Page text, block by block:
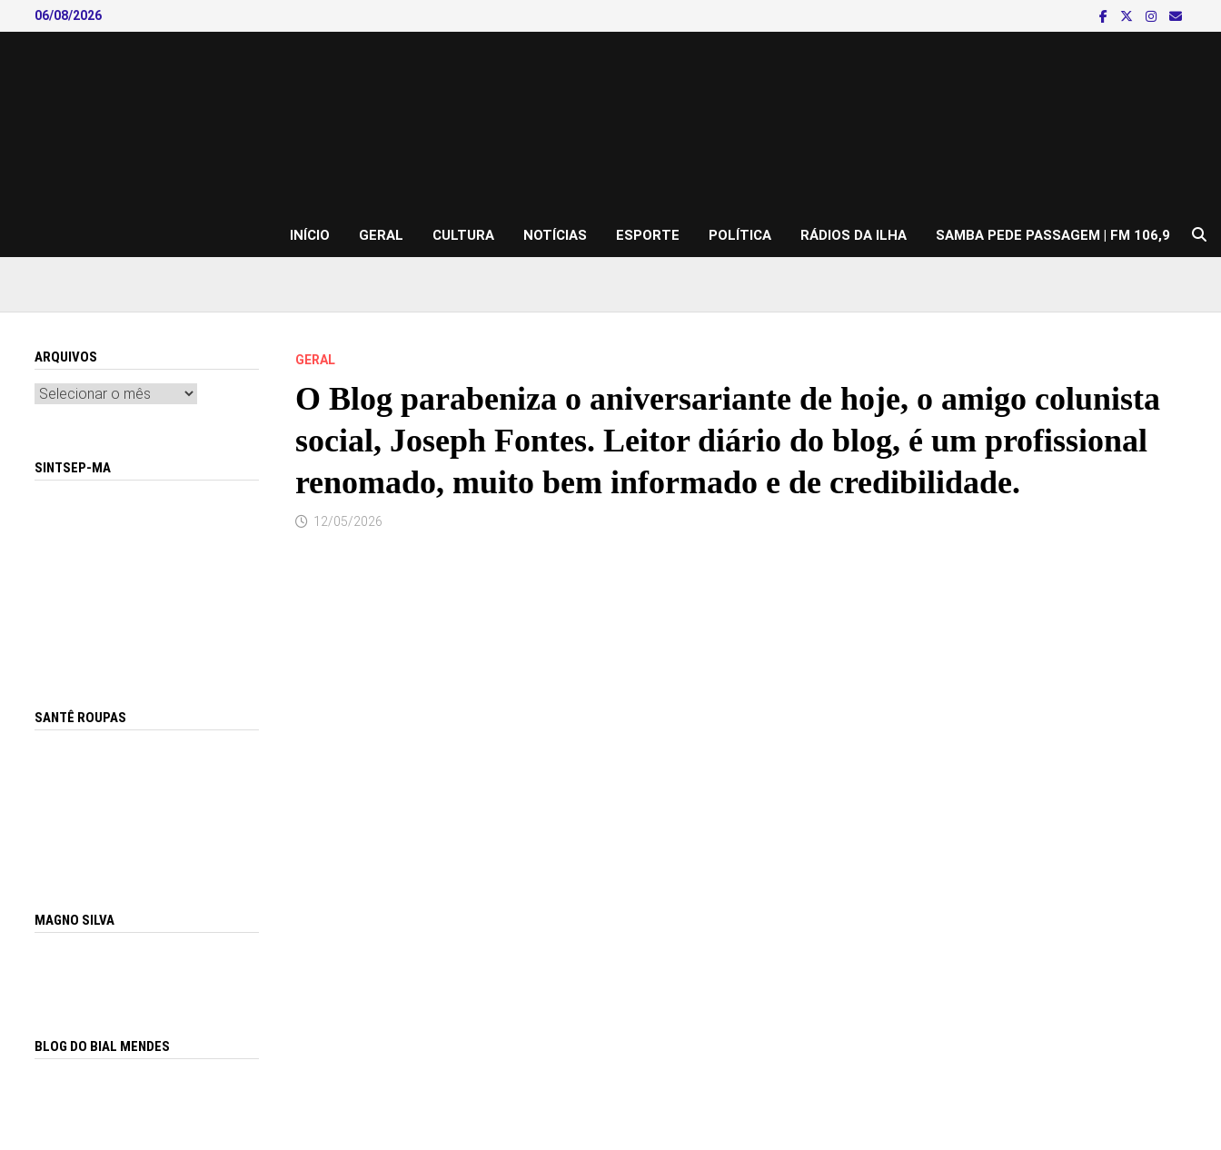
to
06/08/2026
INÍCIO GERAL CULTURA NOTÍCIAS ESPORTE POLÍTICA RÁDIOS DA ILHA SAMBA PEDE PASSAGEM | FM 106,9
GERAL
O Blog parabeniza o aniversariante de hoje, o amigo colunista
social, Joseph Fontes. Leitor diário do blog, é um profissional
renomado, muito bem informado e de credibilidade.
12/05/2026
ARQUIVOS
Arquivos
SINTSEP-MA
SANTÊ ROUPAS
MAGNO SILVA
BLOG DO BIAL MENDES